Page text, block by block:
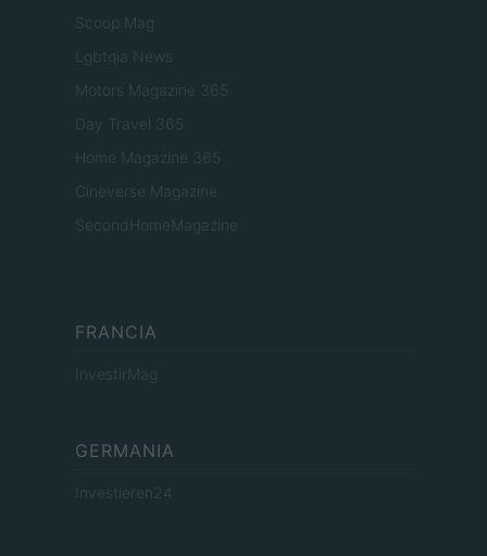
Scoop Mag
Lgbtqia News
Motors Magazine 365
Day Travel 365
Home Magazine 365
Cineverse Magazine
SecondHomeMagazine
FRANCIA
InvestirMag
GERMANIA
Investieren24